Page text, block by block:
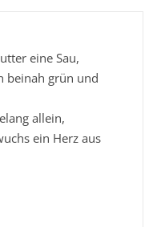
eine Sau,
beinah grün und
allein,
ein Herz aus